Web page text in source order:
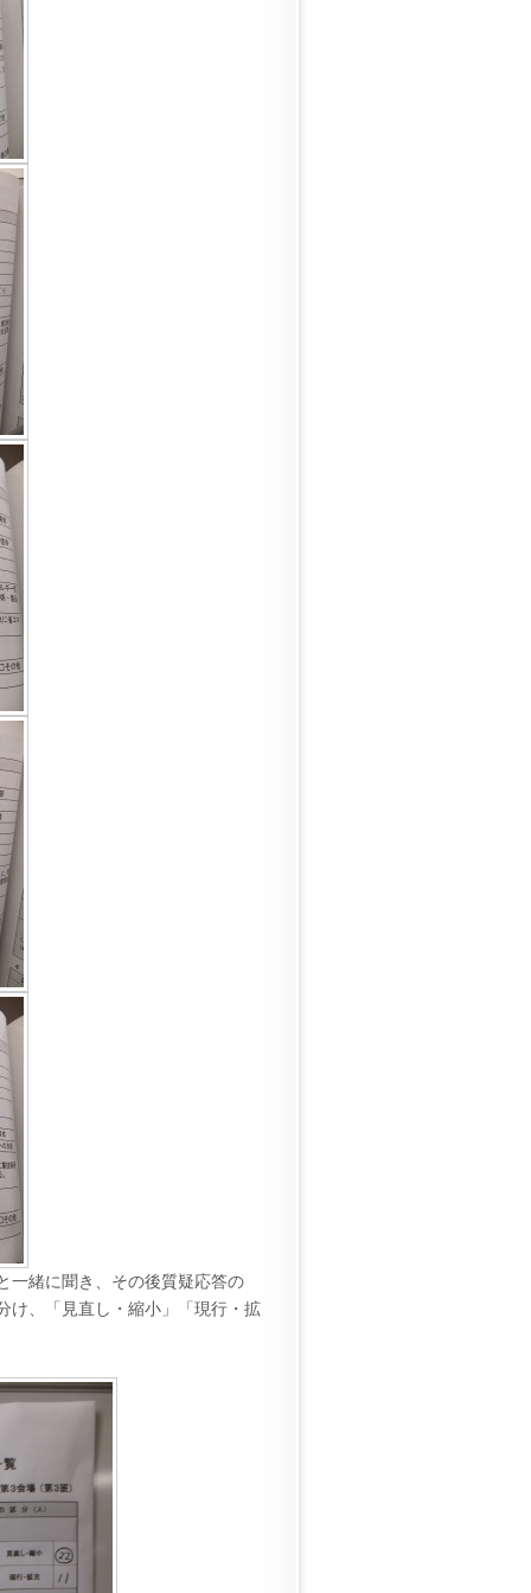
一緒に聞き、その後質疑応答の
け、「見直し・縮小」「現行・拡